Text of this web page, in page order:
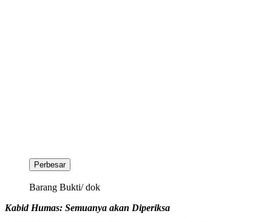
Perbesar
Barang Bukti/ dok
Kabid Humas: Semuanya akan Diperiksa